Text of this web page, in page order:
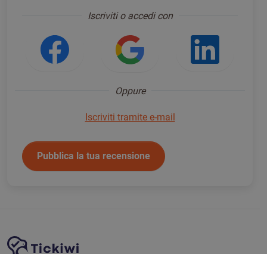
Iscriviti o accedi con
Accedi usando Facebook
Accedi usando
Oppure
Iscriviti tramite e-mail
Pubblica la tua recensione
Navigazione del sito
Piattaforma Tickiwi